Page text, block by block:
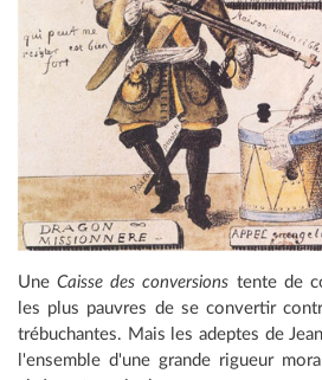
UneCaisse des conversions tente de
les plus pauvres de se convertir
trébuchantes. Mais les adeptes de
l'ensemble d'une grande rigueur